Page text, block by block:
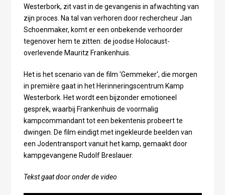
Westerbork, zit vast in de gevangenis in afwachting van
zijn proces. Na tal van verhoren door rechercheur Jan
Schoenmaker, komt er een onbekende verhoorder
tegenover hem te zitten: de joodse Holocaust-
overlevende Mauritz Frankenhuis.
Het is het scenario van de film 'Gemmeker', die morgen
in première gaat in het Herinneringscentrum Kamp
Westerbork. Het wordt een bijzonder emotioneel
gesprek, waarbij Frankenhuis de voormalig
kampcommandant tot een bekentenis probeert te
dwingen. De film eindigt met ingekleurde beelden van
een Jodentransport vanuit het kamp, gemaakt door
kampgevangene Rudolf Breslauer.
Tekst gaat door onder de video